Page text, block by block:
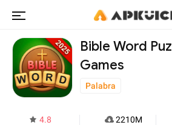
Bible Word
Games
Palabra
4.8 2210M